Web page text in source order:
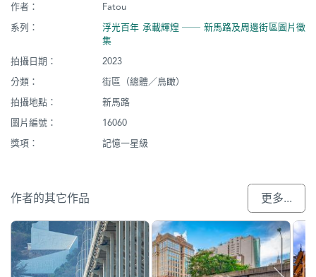
作者：
Fatou
系列：
浮光百年 承載輝煌 ── 新馬路及周邊街區圖片徵
集
拍攝日期：
2023
分類：
街區（總體／鳥瞰）
拍攝地點：
新馬路
圖片編號：
16060
獎項：
記憶一星級
作者的其它作品 更多...